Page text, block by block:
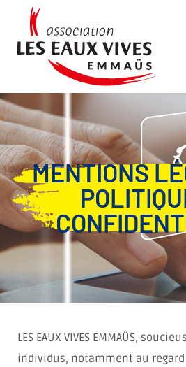
MENTIONS
LES EAUX VIVES EMMAÜS,
individus, notamment au